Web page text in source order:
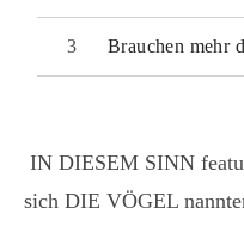
Brauchen mehr
IN DIESEM SINN
sich DIE VÖGEL